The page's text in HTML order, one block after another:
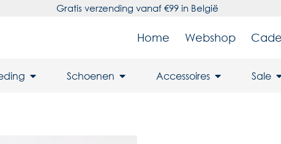
Gratis verzending vanaf €99 in België
Home Webshop
Schoenen Accessoires Sale